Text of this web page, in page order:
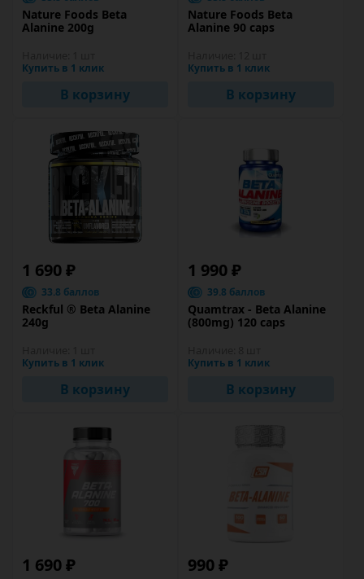
Nature Foods Beta
Alanine 200g
Купить в 1 клик
В корзину
Nature Foods Beta
Alanine 90 caps
Купить в 1 клик
В корзину
1 690 ₽
33.8 баллов
Reckful ® Beta Alanine
240g
Купить в 1 клик
В корзину
1 990 ₽
39.8 баллов
Quamtrax - Beta Alanine
(800mg) 120 caps
Купить в 1 клик
В корзину
1 690 ₽ 990 ₽